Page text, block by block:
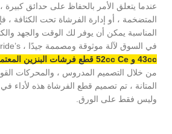
عندما يتعلق الأمر بالحفاظ على حدائق كبيرة
المتضخمة ، أو إدارة الفرشاة تحت الكثافة ،
المناسبة يمكن أن يوفر لك الوقت والجهد
في السوق لآلة موثوقة ومصممة جيدًا ، CNPride’s
43cc و 52cc Ce قطع فرشات البنزين المعتمدة
من خلال التصميم المدروس ، والمحركات
المتانة ، تم تصميم قطع الفرشاة هذه
وليس فقط على الورق.